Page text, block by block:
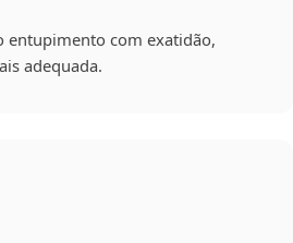
entupimento com exatidão,
adequada.